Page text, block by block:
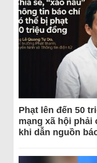
Phạt lên đến 50
mạng xã hội phải
khi dẫn nguồn